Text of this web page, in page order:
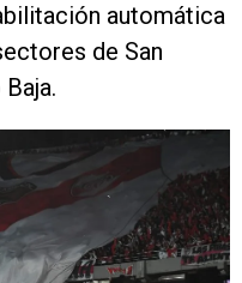
automática
de San